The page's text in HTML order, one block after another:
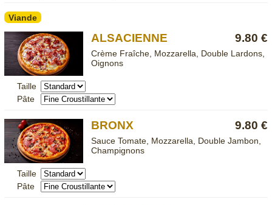
Viande
9.80 €
ALSACIENNE
Crème Fraîche, Mozzarella, Double Lardons,
Oignons
Taille
Pâte
9.80 €
BRONX
Sauce Tomate, Mozzarella, Double Jambon,
Champignons
Taille
Pâte